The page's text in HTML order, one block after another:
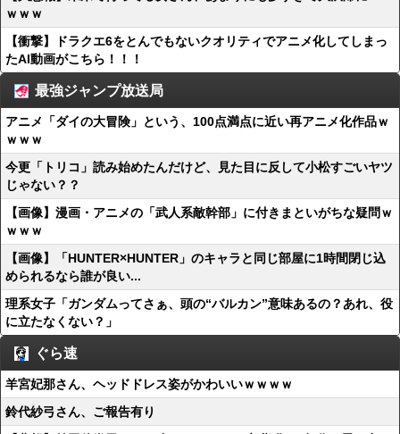
ｗｗｗ
【衝撃】ドラクエ6をとんでもないクオリティでアニメ化してしまっ
たAI動画がこちら！！！
最強ジャンプ放送局
アニメ「ダイの大冒険」という、100点満点に近い再アニメ化作品ｗ
ｗｗｗ
今更「トリコ」読み始めたんだけど、見た目に反して小松すごいヤツ
じゃない？？
【画像】漫画・アニメの「武人系敵幹部」に付きまといがちな疑問ｗ
ｗｗｗ
【画像】「HUNTER×HUNTER」のキャラと同じ部屋に1時間閉じ込
められるなら誰が良い...
理系女子「ガンダムってさぁ、頭の“バルカン”意味あるの？あれ、役
に立たなくない？」
ぐら速
羊宮妃那さん、ヘッドドレス姿がかわいいｗｗｗｗ
鈴代紗弓さん、ご報告有り